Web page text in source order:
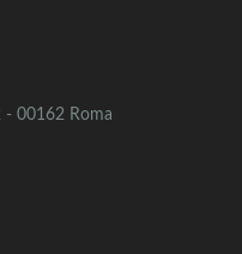
- 00162 Roma